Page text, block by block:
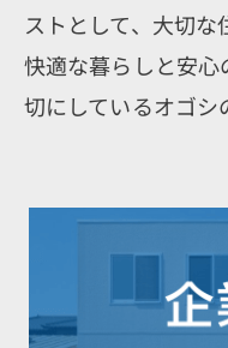
ストとして、大切な
快適な暮らしと安
切にしているオゴシ